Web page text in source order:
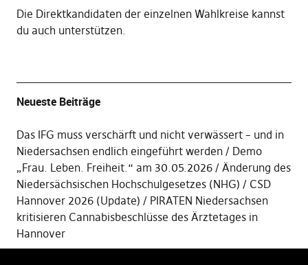
Die Direktkandidaten der einzelnen Wahlkreise kannst
du auch unterstützen.
Neueste Beiträge
Das IFG muss verschärft und nicht verwässert – und in
Niedersachsen endlich eingeführt werden
Demo
„Frau. Leben. Freiheit.“ am 30.05.2026
Änderung des
Niedersächsischen Hochschulgesetzes (NHG)
CSD
Hannover 2026 (Update)
PIRATEN Niedersachsen
kritisieren Cannabisbeschlüsse des Ärztetages in
Hannover